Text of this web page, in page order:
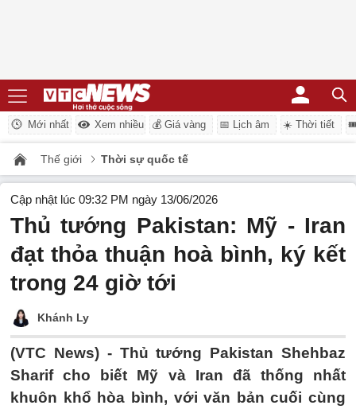
Mới nhất Xem nhiều 💰 Giá vàng 📅 Lịch âm ☀️ Thời tiết
Thế giới Thời sự quốc tế
Cập nhật lúc 09:32 PM ngày 13/06/2026
Thủ tướng Pakistan: Mỹ - Iran
đạt thỏa thuận hoà bình, ký kết
trong 24 giờ tới
Khánh Ly
(VTC News) - Thủ tướng Pakistan Shehbaz
Sharif cho biết Mỹ và Iran đã thống nhất
khuôn khổ hòa bình, với văn bản cuối cùng